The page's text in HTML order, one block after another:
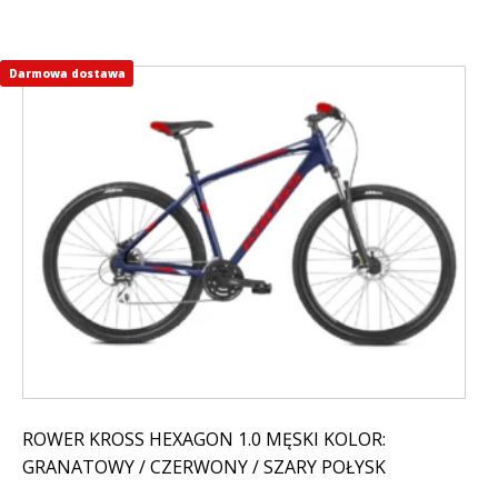
ROWER KROSS HEXAGON 1.0 MĘSKI KOLOR:
GRANATOWY / CZERWONY / SZARY POŁYSK
Ten
wariantów.
Opcje
można
wybrać
stronie
Darmowa dostawa